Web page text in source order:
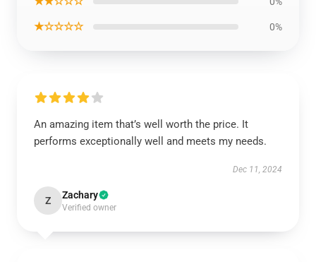
★☆☆☆☆ 0%
An amazing item that’s well worth the price. It
performs exceptionally well and meets my needs.
Dec 11, 2024
Z Zachary
Verified owner